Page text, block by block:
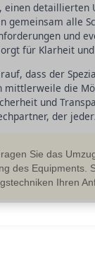
einen detaillierten
gemeinsam alle
und
für Klarheit
dass der
mittlerweile die
und
der
Sie das
des Equipments.
Ihren